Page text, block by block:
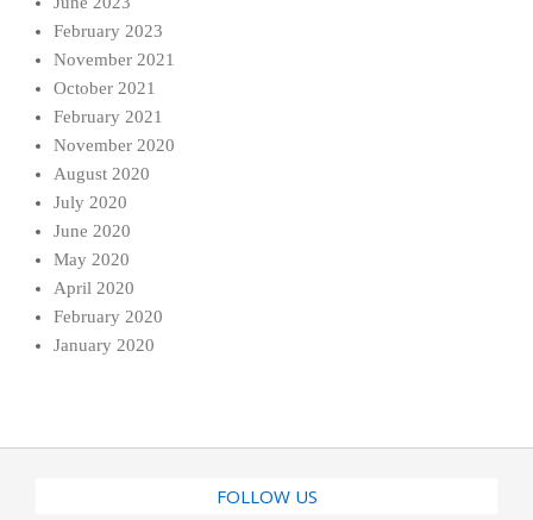
February 2023
November 2021
October 2021
February 2021
November 2020
August 2020
July 2020
June 2020
May 2020
April 2020
February 2020
January 2020
FOLLOW US